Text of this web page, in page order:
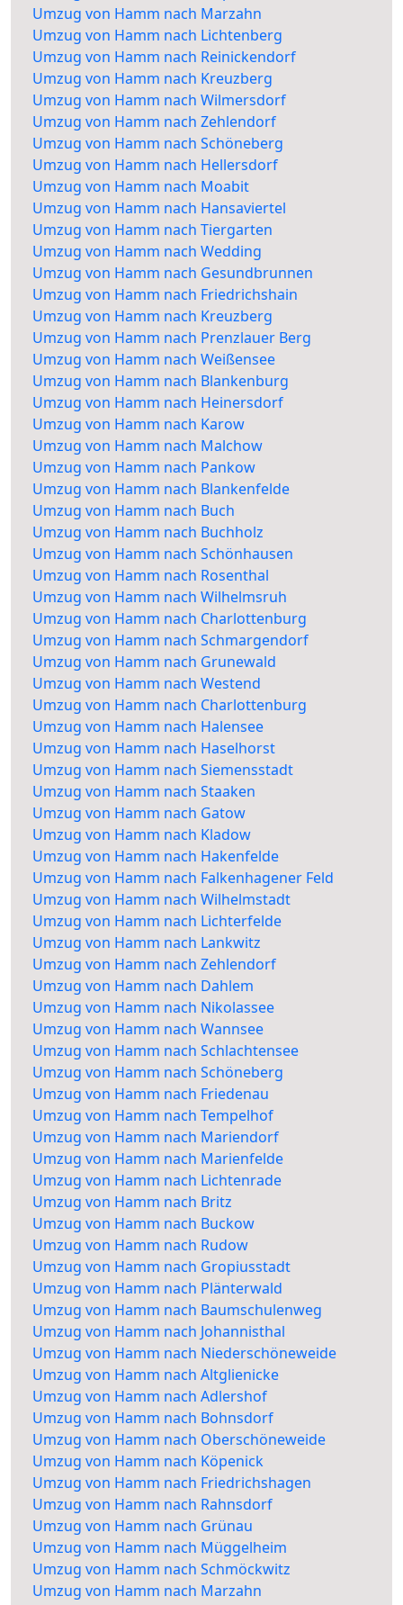
Umzug von Hamm nach Marzahn
Umzug von Hamm nach Lichtenberg
Umzug von Hamm nach Reinickendorf
Umzug von Hamm nach Kreuzberg
Umzug von Hamm nach Wilmersdorf
Umzug von Hamm nach Zehlendorf
Umzug von Hamm nach Schöneberg
Umzug von Hamm nach Hellersdorf
Umzug von Hamm nach Moabit
Umzug von Hamm nach Hansaviertel
Umzug von Hamm nach Tiergarten
Umzug von Hamm nach Wedding
Umzug von Hamm nach Gesundbrunnen
Umzug von Hamm nach Friedrichshain
Umzug von Hamm nach Kreuzberg
Umzug von Hamm nach Prenzlauer Berg
Umzug von Hamm nach Weißensee
Umzug von Hamm nach Blankenburg
Umzug von Hamm nach Heinersdorf
Umzug von Hamm nach Karow
Umzug von Hamm nach Malchow
Umzug von Hamm nach Pankow
Umzug von Hamm nach Blankenfelde
Umzug von Hamm nach Buch
Umzug von Hamm nach Buchholz
Umzug von Hamm nach Schönhausen
Umzug von Hamm nach Rosenthal
Umzug von Hamm nach Wilhelmsruh
Umzug von Hamm nach Charlottenburg
Umzug von Hamm nach Schmargendorf
Umzug von Hamm nach Grunewald
Umzug von Hamm nach Westend
Umzug von Hamm nach Charlottenburg
Umzug von Hamm nach Halensee
Umzug von Hamm nach Haselhorst
Umzug von Hamm nach Siemensstadt
Umzug von Hamm nach Staaken
Umzug von Hamm nach Gatow
Umzug von Hamm nach Kladow
Umzug von Hamm nach Hakenfelde
Umzug von Hamm nach Falkenhagener Feld
Umzug von Hamm nach Wilhelmstadt
Umzug von Hamm nach Lichterfelde
Umzug von Hamm nach Lankwitz
Umzug von Hamm nach Zehlendorf
Umzug von Hamm nach Dahlem
Umzug von Hamm nach Nikolassee
Umzug von Hamm nach Wannsee
Umzug von Hamm nach Schlachtensee
Umzug von Hamm nach Schöneberg
Umzug von Hamm nach Friedenau
Umzug von Hamm nach Tempelhof
Umzug von Hamm nach Mariendorf
Umzug von Hamm nach Marienfelde
Umzug von Hamm nach Lichtenrade
Umzug von Hamm nach Britz
Umzug von Hamm nach Buckow
Umzug von Hamm nach Rudow
Umzug von Hamm nach Gropiusstadt
Umzug von Hamm nach Plänterwald
Umzug von Hamm nach Baumschulenweg
Umzug von Hamm nach Johannisthal
Umzug von Hamm nach Niederschöneweide
Umzug von Hamm nach Altglienicke
Umzug von Hamm nach Adlershof
Umzug von Hamm nach Bohnsdorf
Umzug von Hamm nach Oberschöneweide
Umzug von Hamm nach Köpenick
Umzug von Hamm nach Friedrichshagen
Umzug von Hamm nach Rahnsdorf
Umzug von Hamm nach Grünau
Umzug von Hamm nach Müggelheim
Umzug von Hamm nach Schmöckwitz
Umzug von Hamm nach Marzahn